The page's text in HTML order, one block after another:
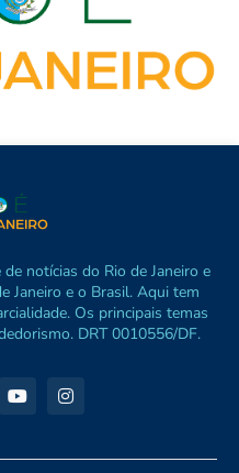
notícias do Rio de Janeiro e
Janeiro e o Brasil. Aqui tem
Os principais temas
DRT 0010556/DF.